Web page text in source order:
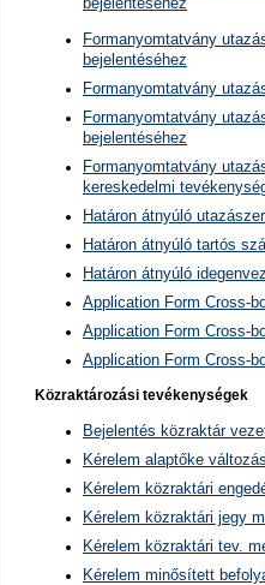
bejelentéséhez
Formanyomtatvány
bejelentéséhez
Formanyomtatvány
Formanyomtatvány
bejelentéséhez
Formanyomtatvány
kereskedelmi
Határon átnyúló
Határon átnyúló tartós
Határon átnyúló
Application Form Cross-
Application Form Cross-
Application Form Cross-
Közraktározási tevékenységek
Bejelentés közraktár
Kérelem alaptőke
Kérelem közraktári
Kérelem közraktári jegy
Kérelem közraktári tev.
Kérelem minősített